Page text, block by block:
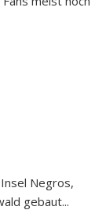
Negros,
gebaut...